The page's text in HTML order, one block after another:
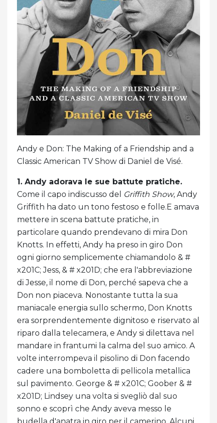
Andy e Don: The Making of a Friendship and a
Classic American TV Show di Daniel de Visé.
1. Andy adorava le sue battute pratiche.
Come il capo indiscusso del
Griffith Show, Andy
Griffith ha dato un tono festoso e folle.E amava
mettere in scena battute pratiche, in
particolare quando prendevano di mira Don
Knotts. In effetti, Andy ha preso in giro Don
ogni giorno semplicemente chiamandolo & #
x201C; Jess, & # x201D; che era l'abbreviazione
di Jesse, il nome di Don, perché sapeva che a
Don non piaceva. Nonostante tutta la sua
maniacale energia sullo schermo, Don Knotts
era sorprendentemente dignitoso e riservato al
riparo dalla telecamera, e Andy si dilettava nel
mandare in frantumi la calma del suo amico. A
volte interrompeva il pisolino di Don facendo
cadere una bomboletta di pellicola metallica
sul pavimento. George & # x201C; Goober & #
x201D; Lindsey una volta si svegliò dal suo
sonno e scoprì che Andy aveva messo le